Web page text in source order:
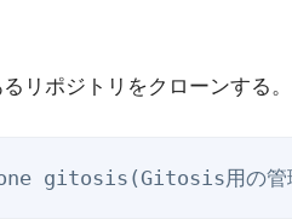
リポジトリをクローンする。